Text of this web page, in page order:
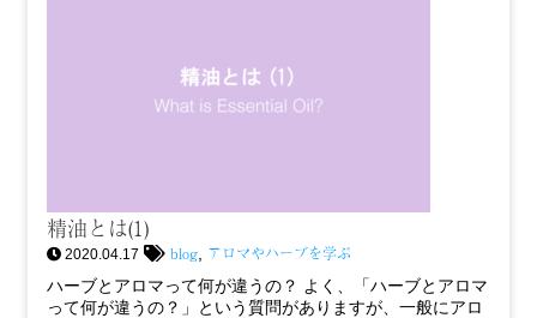
精油とは(1)
2020.04.17 blog アロマやハーブを学ぶ
ハーブとアロマって何が違うの？ よく、「ハーブとアロマ
って何が違うの？」という質問がありますが、一般にアロ